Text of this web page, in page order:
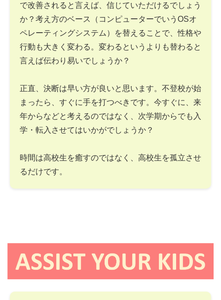
で改善されると言えば、信じていただけるでしょう
か？考え方のベース（コンピューターでいうOSオ
ペレーティングシステム）を替えることで、性格や
行動も大きく変わる。変わるというよりも替わると
言えば伝わり易いでしょうか？
正直、決断は早い方が良いと思います。不登校が始
まったら、すぐに手を打つべきです。今すぐに、来
年からなどと考えるのではなく、次学期からでも入
学・転入させてはいかがでしょうか？
時間は高校生を癒すのではなく、高校生を孤立させ
るだけです。